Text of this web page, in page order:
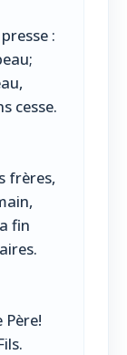
:
cesse.
frères,
fin